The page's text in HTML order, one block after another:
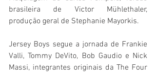
brasileira de Victor Mühlethaler,
produção geral de Stephanie Mayorkis.
Jersey Boys segue a jornada de Frankie
Valli, Tommy DeVito, Bob Gaudio e Nick
Massi, integrantes originais da The Four